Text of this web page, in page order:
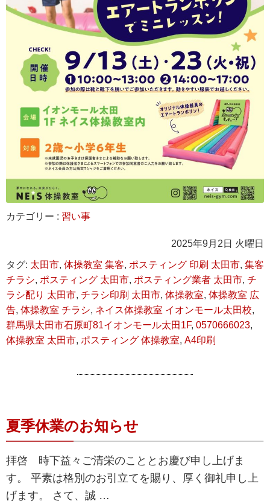
カテゴリー : 習い事
2025年9月2日 火曜日
タグ: 太田市, 体操教室 集客, ポスティング 印刷 太田市, 集客
チラシ, ポスティング 太田市, ポスティング業者 太田市, チ
ラシ配り 太田市, チラシ印刷 太田市, 体操教室, 体操教室 広
告, 体操教室 チラシ, ネイス体操教室 イオンモール太田校,
群馬県太田市石原町81イオンモール太田1F, 0570666023,
体操教室 太田市, ポスティング 体操教室, A4印刷
夏季休業のお知らせ
拝啓 時下益々ご清栄のこととお慶び申し上げま
す。 平素は格別のお引立てを賜り、厚く御礼申し上
げます。 さて、誠 …